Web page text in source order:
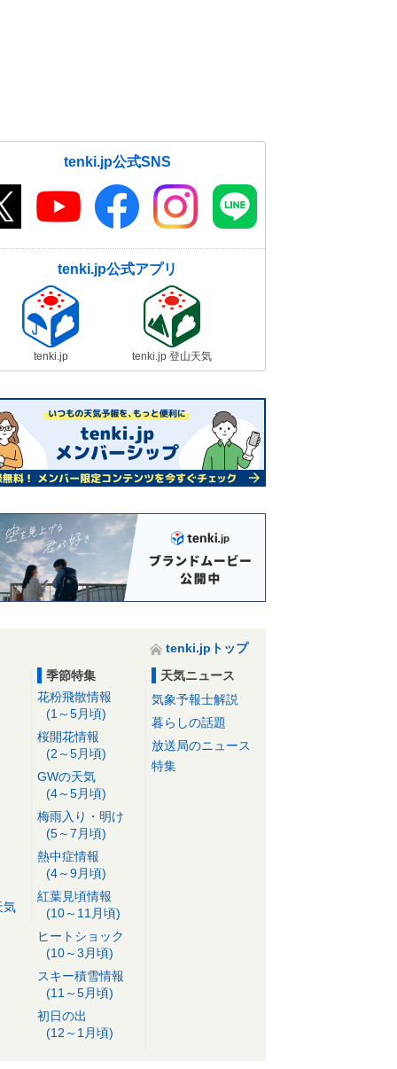
tenki.jp公式SNS
tenki.jp公式アプリ
tenki.jp tenki.jp 登山天気
tenki.jpトップ
気
季節特集
花粉飛散情報
(1～5月頃)
桜開花情報
(2～5月頃)
GWの天気
(4～5月頃)
梅雨入り・明け
(5～7月頃)
熱中症情報
(4～9月頃)
紅葉見頃情報
(10～11月頃)
ヒートショック
(10～3月頃)
スキー積雪情報
(11～5月頃)
初日の出
(12～1月頃)
天気ニュース
気象予報士解説
暮らしの話題
放送局のニュース
特集